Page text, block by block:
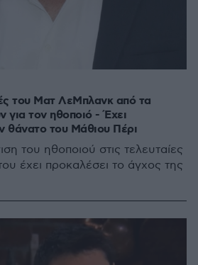
του Ματ ΛεΜπλανκ από τα
για τον ηθοποιό - Έχει
θάνατο του Μάθιου Πέρι
του ηθοποιού στις τελευταίες
έχει προκαλέσει το άγχος της